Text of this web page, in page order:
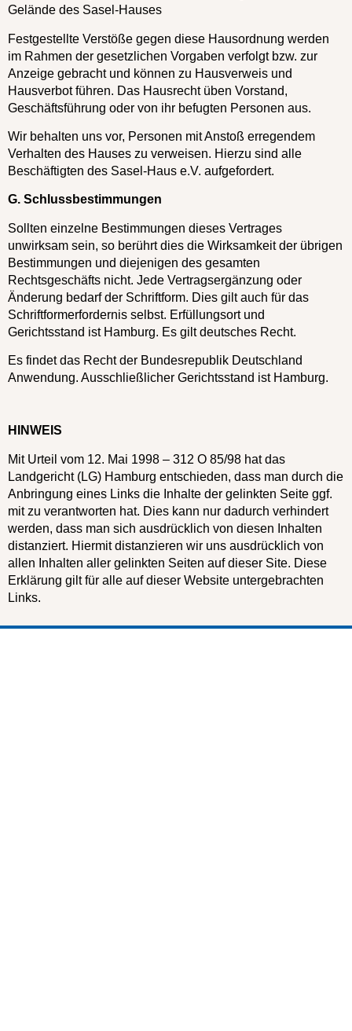
Gelände des Sasel-Hauses
Festgestellte Verstöße gegen diese Hausordnung werden
im Rahmen der gesetzlichen Vorgaben verfolgt bzw. zur
Anzeige gebracht und können zu Hausverweis und
Hausverbot führen. Das Hausrecht üben Vorstand,
Geschäftsführung oder von ihr befugten Personen aus.
Wir behalten uns vor, Personen mit Anstoß erregendem
Verhalten des Hauses zu verweisen. Hierzu sind alle
Beschäftigten des Sasel-Haus e.V. aufgefordert.
G. Schlussbestimmungen
Sollten einzelne Bestimmungen dieses Vertrages
unwirksam sein, so berührt dies die Wirksamkeit der übrigen
Bestimmungen und diejenigen des gesamten
Rechtsgeschäfts nicht. Jede Vertragsergänzung oder
Änderung bedarf der Schriftform. Dies gilt auch für das
Schriftformerfordernis selbst. Erfüllungsort und
Gerichtsstand ist Hamburg. Es gilt deutsches Recht.
Es findet das Recht der Bundesrepublik Deutschland
Anwendung. Ausschließlicher Gerichtsstand ist Hamburg.
HINWEIS
Mit Urteil vom 12. Mai 1998 – 312 O 85/98 hat das
Landgericht (LG) Hamburg entschieden, dass man durch die
Anbringung eines Links die Inhalte der gelinkten Seite ggf.
mit zu verantworten hat. Dies kann nur dadurch verhindert
werden, dass man sich ausdrücklich von diesen Inhalten
distanziert. Hiermit distanzieren wir uns ausdrücklich von
allen Inhalten aller gelinkten Seiten auf dieser Site. Diese
Erklärung gilt für alle auf dieser Website untergebrachten
Links.